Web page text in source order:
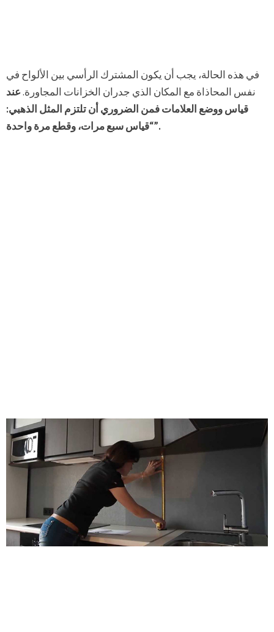
في هذه الحالة، يجب أن يكون المشترك الرأسي بين الألواح في
نفس المحاذاة مع المكان الذي جدران الخزانات المجاورة.عند
قياس ووضع العلامات فمن الضروري أن تلتزم المثل الذهبي:
“قياس سبع مرات، وقطع مرة واحدة”.